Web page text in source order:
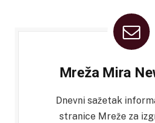
Mreža Mira
Dnevni sažetak
stranice Mreže za